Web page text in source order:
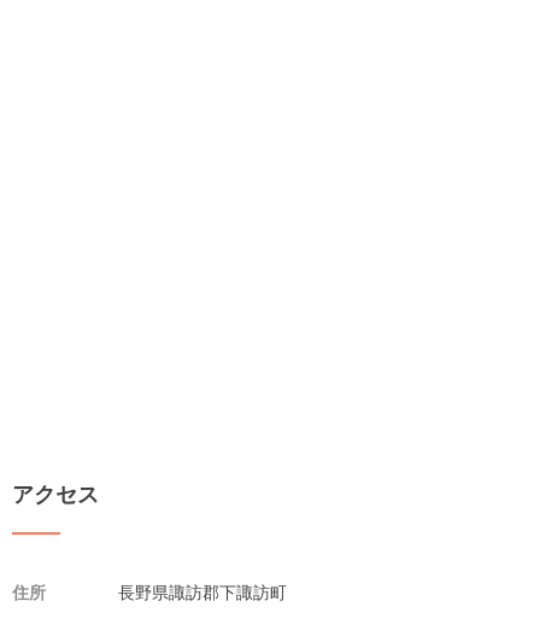
アクセス
住所 長野県諏訪郡下諏訪町